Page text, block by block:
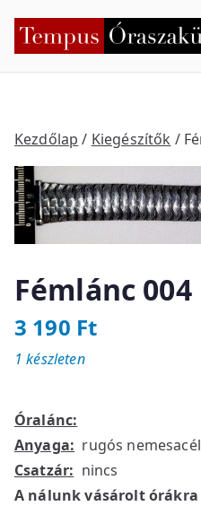
Kezdőlap / Kiegészítők /
Fémlánc
3 190 Ft
Óralánc:
Anyaga: rugós
Csatzár: nincs
A nálunk vásárolt órákra
1 készleten